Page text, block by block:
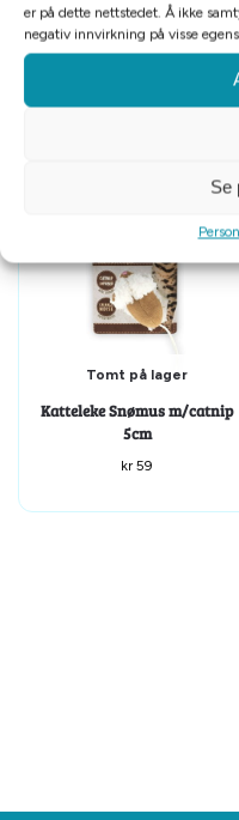
er på dette nettstedet. Å ikke
negativ innvirkning på visse
Se
Neon mus 5cm
Tomt på lager
Katteleke Snømus m/catnip
5cm
kr 59